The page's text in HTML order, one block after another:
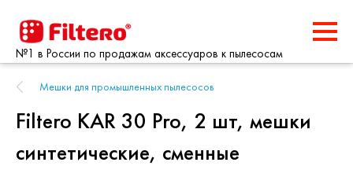
№1 в России по продажам аксессуаров к пылесосам
Мешки для промышленных пылесосов
Filtero KAR 30 Pro, 2 шт, мешки
синтетические, сменные